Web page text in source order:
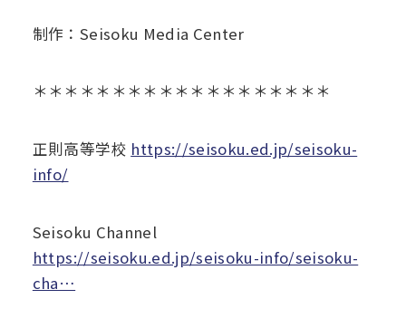
制作：Seisoku Media Center
＊＊＊＊＊＊＊＊＊＊＊＊＊＊＊＊＊＊＊
正則高等学校 https://seisoku.ed.jp/seisoku-
info/
Seisoku Channel
https://seisoku.ed.jp/seisoku-info/seisoku-
cha…